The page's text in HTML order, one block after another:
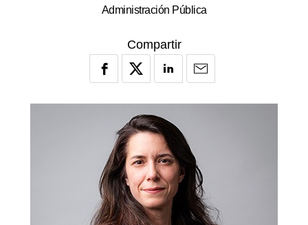
Administración Pública
Compartir